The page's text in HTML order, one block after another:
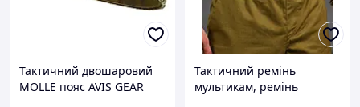
Тактичний двошаровий
MOLLE пояс AVIS GEAR
Тактичний ремінь
мультикам, ремінь